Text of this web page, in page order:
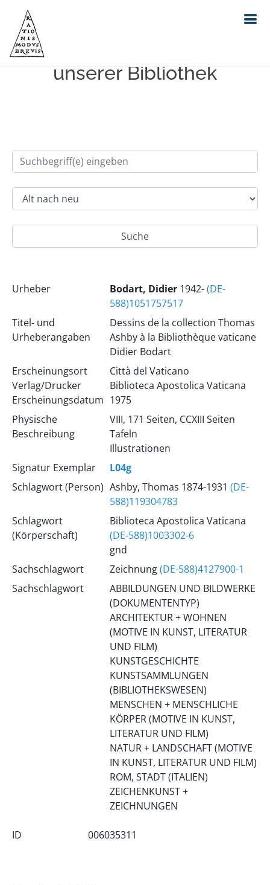
Einfache Suche im Bestand
unserer Bibliothek
Urheber Bodart, Didier1942-(DE-
588)1051757517
Titel- und
Urheberangaben
Dessins de la collection Thomas
Ashby à la Bibliothèque vaticane
Didier Bodart
Erscheinungsort
Verlag/Drucker
Erscheinungsdatum
Città del Vaticano
Biblioteca Apostolica Vaticana
1975
Physische
Beschreibung
VIII, 171 Seiten, CCXIII Seiten
Tafeln
Illustrationen
Signatur Exemplar
L04g
Schlagwort (Person) Ashby, Thomas 1874-1931 (DE-
588)119304783
Schlagwort
(Körperschaft)
Biblioteca Apostolica Vaticana
(DE-588)1003302-6
gnd
Sachschlagwort
Zeichnung(DE-588)4127900-1
Sachschlagwort
ABBILDUNGEN UND BILDWERKE
(DOKUMENTENTYP)
ARCHITEKTUR + WOHNEN
(MOTIVE IN KUNST, LITERATUR
UND FILM)
KUNSTGESCHICHTE
KUNSTSAMMLUNGEN
(BIBLIOTHEKSWESEN)
MENSCHEN + MENSCHLICHE
KÖRPER (MOTIVE IN KUNST,
LITERATUR UND FILM)
NATUR + LANDSCHAFT (MOTIVE
IN KUNST, LITERATUR UND FILM)
ROM, STADT (ITALIEN)
ZEICHENKUNST +
ZEICHNUNGEN
ID 006035311